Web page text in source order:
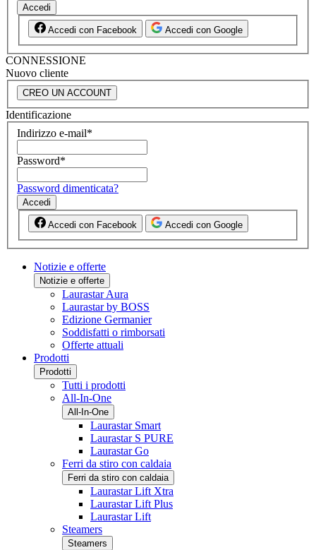
Accedi
Accedi con Facebook Accedi con Google
CONNESSIONE
Nuovo cliente
CREO UN ACCOUNT
Identificazione
Indirizzo e-mail*
Password*
Password dimenticata?
Accedi
Accedi con Facebook Accedi con Google
Notizie e offerte
Notizie e offerte
Laurastar Aura
Laurastar by BOSS
Edizione Germanier
Soddisfatti o rimborsati
Offerte attuali
Prodotti
Prodotti
Tutti i prodotti
All-In-One
All-In-One
Laurastar Smart
Laurastar S PURE
Laurastar Go
Ferri da stiro con caldaia
Ferri da stiro con caldaia
Laurastar Lift Xtra
Laurastar Lift Plus
Laurastar Lift
Steamers
Steamers